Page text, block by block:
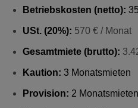
Betriebskosten (netto):
USt. (20%): 570 € / Monat
Gesamtmiete (brutto):
Kaution: 3 Monatsmieten
Provision: 2